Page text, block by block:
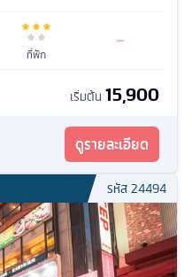
ที่พัก
เริ่มต้น 15,900
ดูรายละเอียด
รหัส24494